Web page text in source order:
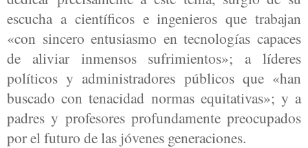
escucha a científicos e ingenieros que trabajan
«con sincero entusiasmo en tecnologías capaces
de aliviar inmensos sufrimientos»; a líderes
políticos y administradores públicos que «han
buscado con tenacidad normas equitativas»; y a
padres y profesores profundamente preocupados
por el futuro de las jóvenes generaciones.